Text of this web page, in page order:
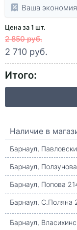
Ваша
Цена за 1 шт.
2 850 руб.
2 710 руб.
Итого:
Наличие в
Барнаул,
Барнаул,
Барнаул, Попова
Барнаул, С.Поляна
Барнаул,